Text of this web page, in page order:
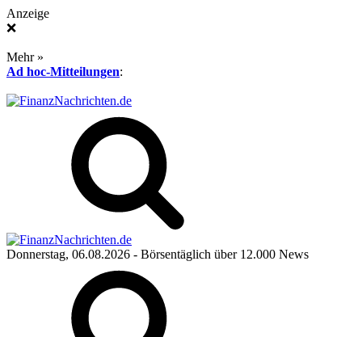
Anzeige
❌
Mehr »
Ad hoc-Mitteilungen:
Donnerstag, 06.08.2026 - Börsentäglich über 12.000 News